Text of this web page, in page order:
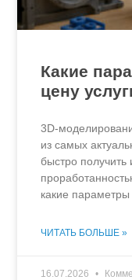
Какие
цену
3D-
из самых
быстро
какие
ЧИТАТЬ БОЛЬШЕ »
16.07.2026